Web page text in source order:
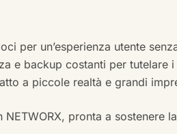
per un’esperienza utente
e backup costanti per tutelare
a piccole realtà e grandi
pronta a sostenere